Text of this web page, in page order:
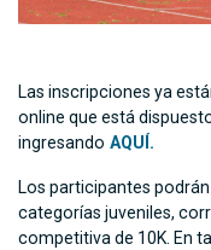
Las inscripciones ya
online que está
ingresando AQUÍ.
Los participantes
categorías juveniles,
competitiva de 10K. En